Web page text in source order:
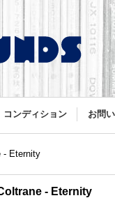
コンディション お問
- Eternity
- Eternity